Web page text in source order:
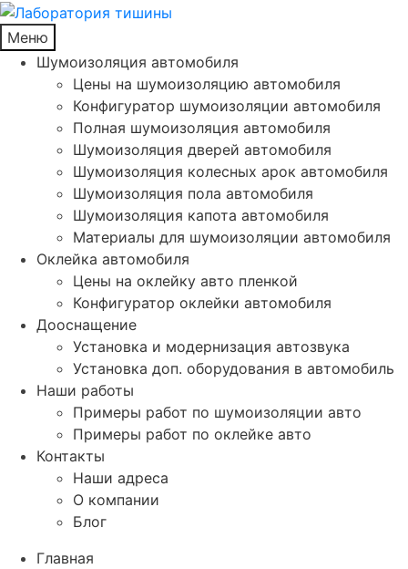
Меню
Шумоизоляция автомобиля
Цены на шумоизоляцию автомобиля
Конфигуратор шумоизоляции автомобиля
Полная шумоизоляция автомобиля
Шумоизоляция дверей автомобиля
Шумоизоляция колесных арок автомобиля
Шумоизоляция пола автомобиля
Шумоизоляция капота автомобиля
Материалы для шумоизоляции автомобиля
Оклейка автомобиля
Цены на оклейку авто пленкой
Конфигуратор оклейки автомобиля
Дооснащение
Установка и модернизация автозвука
Установка доп. оборудования в автомобиль
Наши работы
Примеры работ по шумоизоляции авто
Примеры работ по оклейке авто
Контакты
Наши адреса
О компании
Блог
Главная